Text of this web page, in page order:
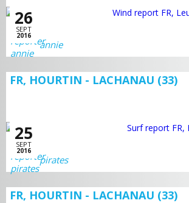
26
SEPT
2016
annie
FR, HOURTIN - LACHANAU (33)
25
SEPT
2016
pirates
FR, HOURTIN - LACHANAU (33)